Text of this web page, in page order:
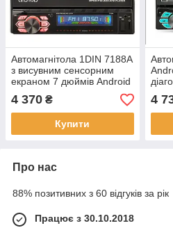
Автомагнітола 1DIN 7188A
з висувним сенсорним
екраном 7 дюймів Android
4 370 ₴
Купити
4
Про нас
88% позитивних з 60 відгуків за рік
Працює з 30.10.2018